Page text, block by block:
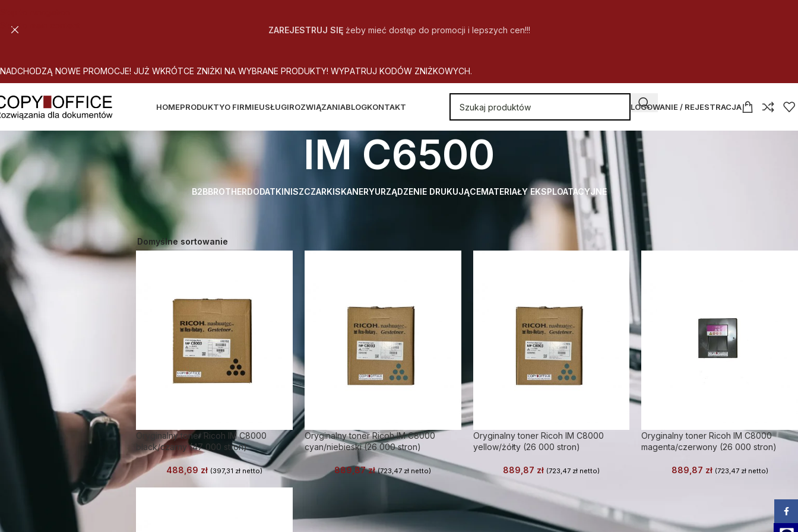
Skip to main content
ZAREJESTRUJ SIĘżeby mieć dostęp do promocji i lepszych cen!!!
NADCHODZĄ NOWE PROMOCJE! JUŻ WKRÓTCE ZNIŻKI NA WYBRANE PRODUKTY! WYPATRUJ KODÓW ZNIŻKOWYCH.
HOMEPRODUKTYO FIRMIEUSŁUGIROZWIĄZANIABLOGKONTAKT LOGOWANIE / REJESTRACJA
IM C6500
B2BBROTHERDODATKINISZCZARKISKANERYURZĄDZENIE DRUKUJĄCEMATERIAŁY EKSPLOATACYJNE
Strona główna
Oryginalny toner Ricoh IM C8000
black/czarny (47 000 stron)
488,69 zł (397,31 złnetto)
Oryginalny toner Ricoh IM C8000
cyan/niebieski (26 000 stron)
889,87zł (723,47 zł netto)
Oryginalny toner Ricoh IM C8000
yellow/żółty (26 000 stron)
889,87 zł (723,47 złnetto)
Oryginalny toner Ricoh IM C8000
magenta/czerwony (26 000 stron)
889,87 zł (723,47 złnetto)